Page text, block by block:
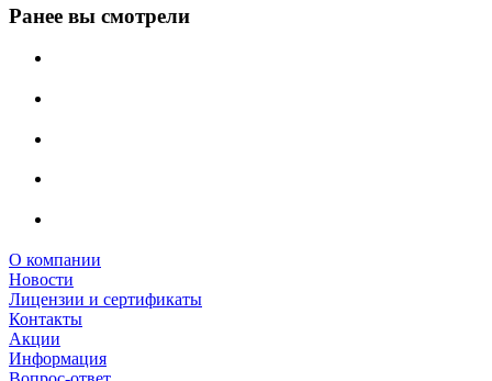
Ранее вы смотрели
О компании
Новости
Лицензии и сертификаты
Контакты
Акции
Информация